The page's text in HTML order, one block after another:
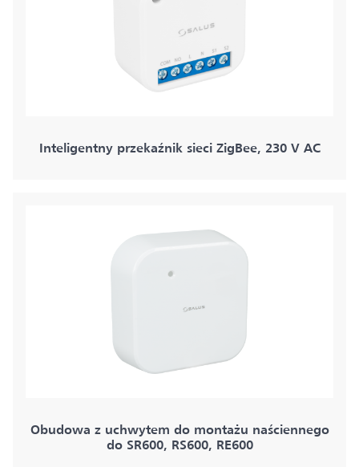
Inteligentny przekaźnik sieci ZigBee, 230 V AC
Obudowa z uchwytem do montażu naściennego
do SR600, RS600, RE600